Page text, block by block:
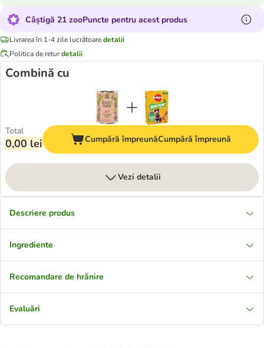
Câștigă 21 zooPuncte pentru acest produs
Livrarea în 1-4 zile lucrătoaredetalii
Politica de returdetalii
Combină cu
Total
0,00 lei Cumpără împreunăCumpără împreună
Vezi detalii
Descriere produs
Ingrediente
Recomandare de hrănire
Evaluări